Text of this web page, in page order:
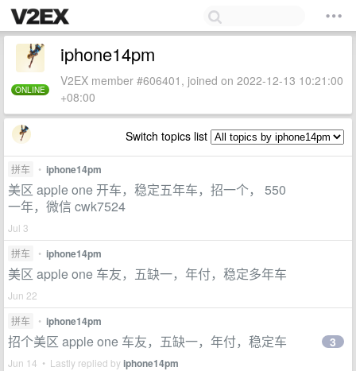
ONLINE
iphone14pm
V2EX member #606401, joined on 2022-12-13 10:21:00
+08:00
Switch topics list
拼车 • iphone14pm
美区 apple one 开车，稳定五年车，招一个， 550
一年，微信 cwk7524
Jul 3
拼车
• iphone14pm
美区 apple one 车友，五缺一，年付，稳定多年车
Jun 22
拼车
• iphone14pm
招个美区 apple one 车友，五缺一，年付，稳定车
Jun 14 • Lastly replied byiphone14pm
3